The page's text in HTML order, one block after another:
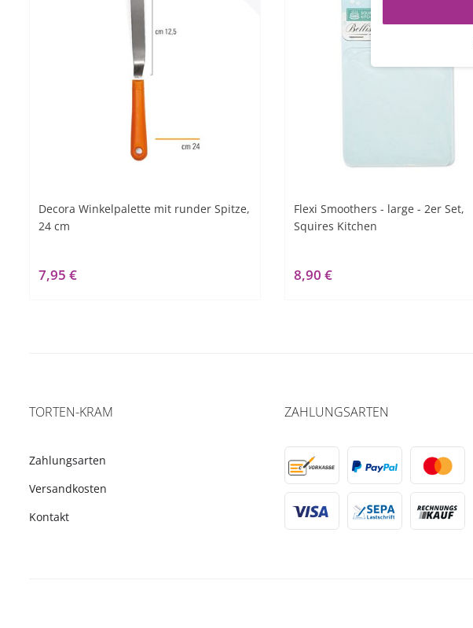
Decora Winkelpalette mit runder Spitze,
24 cm
7,95 €
Flexi Smoothers - large - 2er Set,
Squires Kitchen
8,90 €
TORTEN-KRAM
Zahlungsarten
Versandkosten
Kontakt
ZAHLUNGSARTEN